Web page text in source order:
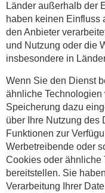
Länder außerhalb der
haben keinen Einfluss
den Anbieter
und Nutzung oder die
insbesondere in
Wenn Sie den Dienst
ähnliche
Speicherung dazu
über Ihre Nutzung des
Funktionen zur
Werbetreibende oder
Cookies oder ähnliche
bereitstellen. Sie
Verarbeitung Ihrer